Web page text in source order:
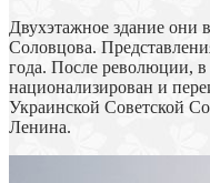
Двухэтажное здание они
Соловцова.
года. После революции, в
национализирован и
Украинской Советской
Ленина.